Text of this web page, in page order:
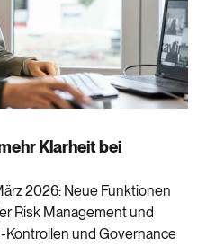
Klarheit bei
2026: Neue Funktionen
Risk Management und
Kontrollen und Governance